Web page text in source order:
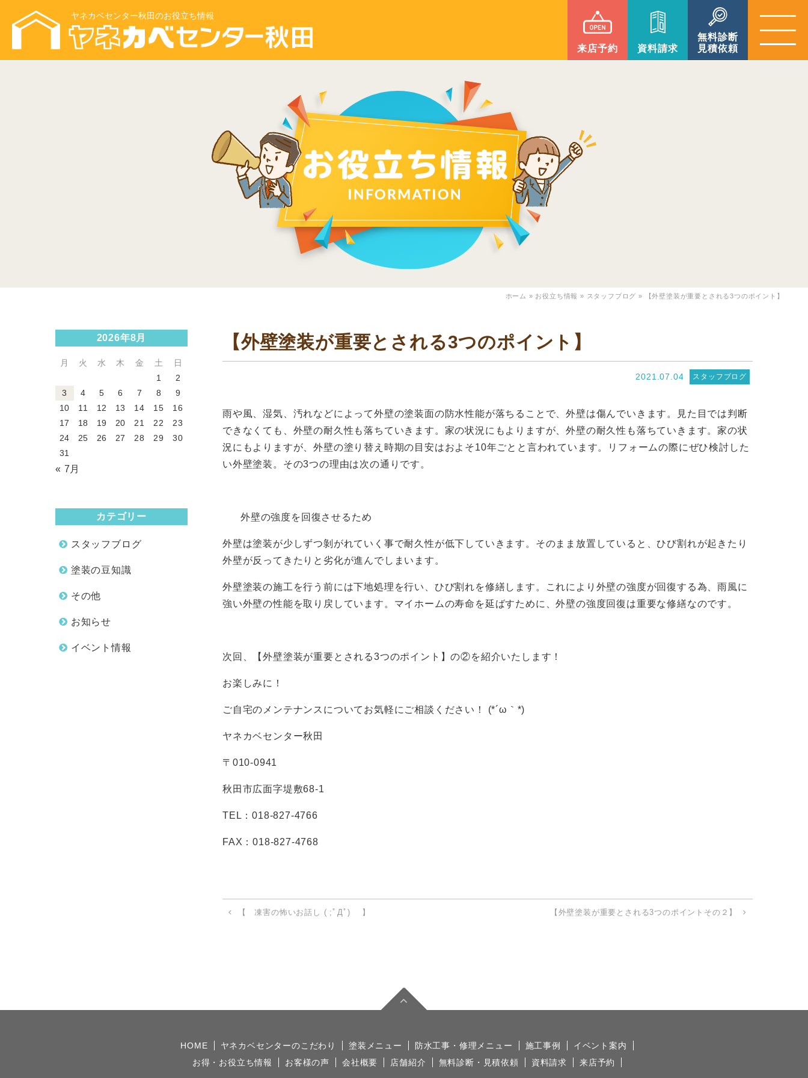
ヤネカベセンター秋田のお役立ち情報
来店予約 資料請求
無料診断
見積依頼
ホーム » お役立ち情報 » スタッフブログ » 【外壁塗装が重要とされる3つのポイント】
【外壁塗装が重要とされる3つのポイント】
2021.07.04 スタッフブログ
雨や風、湿気、汚れなどによって外壁の塗装面の防水性能が落ちることで、外壁は傷んでいきます。見た目では判断
できなくても、外壁の耐久性も落ちていきます。家の状況にもよりますが、外壁の耐久性も落ちていきます。家の状
況にもよりますが、外壁の塗り替え時期の目安はおよそ10年ごとと言われています。リフォームの際にぜひ検討した
い外壁塗装。その3つの理由は次の通りです。
外壁の強度を回復させるため
外壁は塗装が少しずつ剝がれていく事で耐久性が低下していきます。そのまま放置していると、ひび割れが起きたり
外壁が反ってきたりと劣化が進んでしまいます。
外壁塗装の施工を行う前には下地処理を行い、ひび割れを修繕します。これにより外壁の強度が回復する為、雨風に
強い外壁の性能を取り戻しています。マイホームの寿命を延ばすために、外壁の強度回復は重要な修繕なのです。
次回、【外壁塗装が重要とされる3つのポイント】の②を紹介いたします！
お楽しみに！
ご自宅のメンテナンスについてお気軽にご相談ください！ (*´ω｀*)
ヤネカベセンター秋田
〒 010-0941
秋田市広面字堤敷68-1
TEL ：018-827-4766
FAX ：018-827-4768
【 凍害の怖いお話し ( ;ﾟДﾟ) 】 【外壁塗装が重要とされる3つのポイントその２】
2026年8月
月 火 水 木 金 土
日
1
2
3
4 5 6 7 8
9
10
11 12 13 14 15
16
17
18 19 20 21 22
23
24
25 26 27 28 29
30
31
« 7月
カテゴリー
スタッフブログ
塗装の豆知識
その他
お知らせ
イベント情報
HOME ヤネカベセンターのこだわり 塗装メニュー 防水工事・修理メニュー 施工事例
イベント案内
お得・お役立ち情報
お客様の声 会社概要 店舗紹介 無料診断・見積依頼 資料請求 来店予約